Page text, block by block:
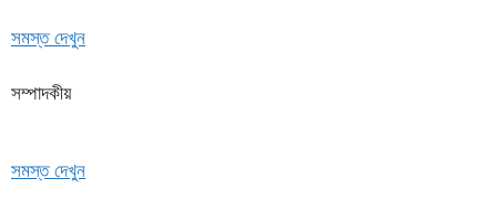
সমস্ত দেখুন
সম্পাদকীয়
সমস্ত দেখুন